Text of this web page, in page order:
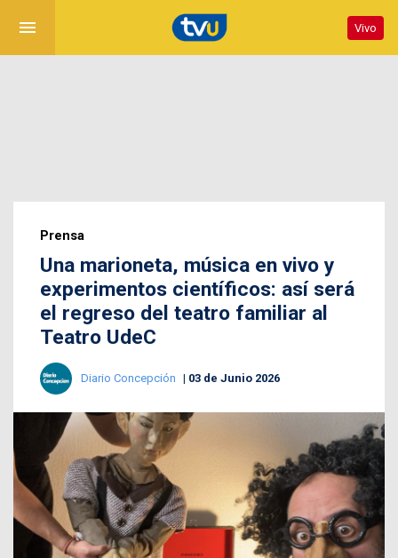
menu Vivo
Prensa
Una marioneta, música en vivo y
experimentos científicos: así será
el regreso del teatro familiar al
Teatro UdeC
Diario Concepción 03 de Junio 2026